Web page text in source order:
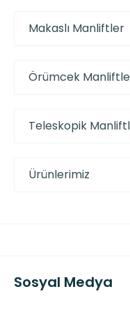
Makaslı Manliftler
Örümcek
Teleskopik
Ürünlerimiz
Sosyal Medya